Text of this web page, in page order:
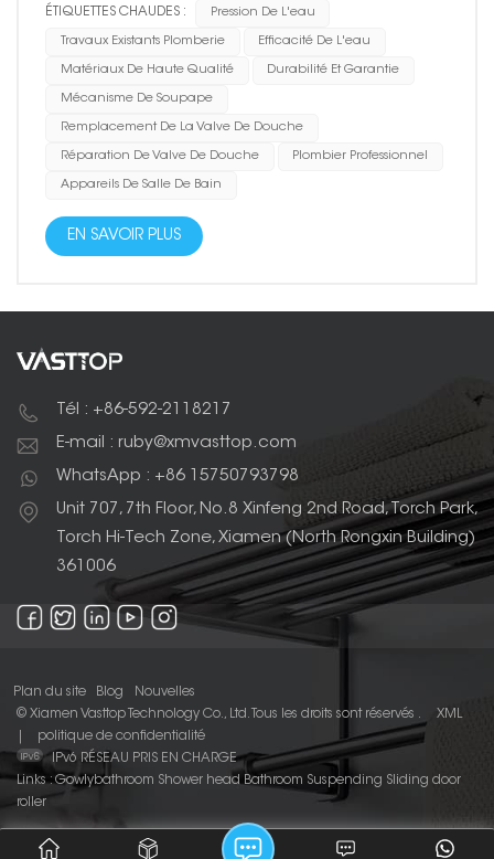
compte pour vous assurer d'obtenir le meilleur produ...
ÉTIQUETTES CHAUDES : Pression De L'eau
Travaux Existants Plomberie Efficacité De L'eau
Matériaux De Haute Qualité Durabilité Et Garantie
Mécanisme De Soupape
Remplacement De La Valve De Douche
Réparation De Valve De Douche Plombier Professionnel
Appareils De Salle De Bain
EN SAVOIR PLUS
Tél : +86-592-2118217
E-mail : ruby@xmvasttop.com
WhatsApp : +86 15750793798
Unit 707, 7th Floor, No.8 Xinfeng 2nd Road, Torch Park,
Torch Hi-Tech Zone, Xiamen (North Rongxin Building)
361006
Plan du site Blog
Nouvelles
© Xiamen Vasttop Technology Co., Ltd. Tous les droits sont réservés .
XML
politique de confidentialité
IPv6 RÉSEAU PRIS EN CHARGE
Links :Gowlybathroom Shower head Bathroom Suspending Sliding door
roller